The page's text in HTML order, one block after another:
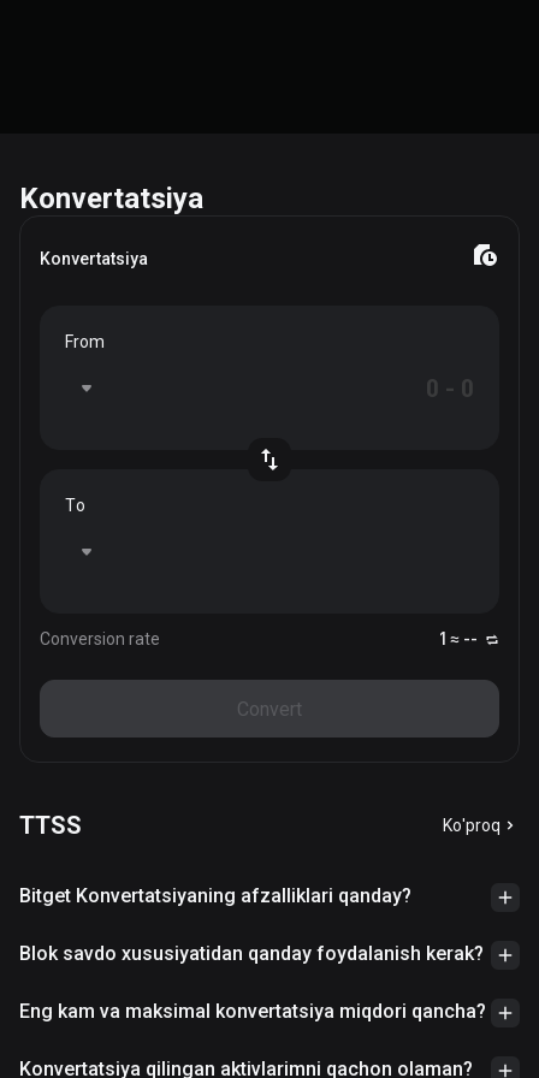
Konvertatsiya
Konvertatsiya
From
To
Conversion rate 1 ≈ --
Convert
TTSS Ko'proq
Bitget Konvertatsiyaning afzalliklari qanday?
Blok savdo xususiyatidan qanday foydalanish kerak?
Eng kam va maksimal konvertatsiya miqdori qancha?
Konvertatsiya qilingan aktivlarimni qachon olaman?